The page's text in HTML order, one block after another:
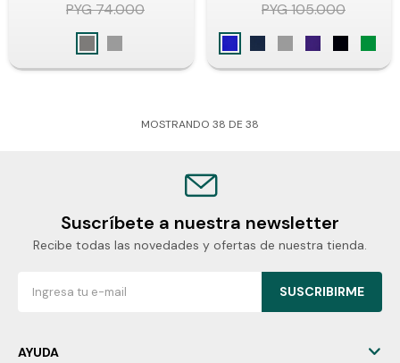
PYG74.000
PYG105.000
MOSTRANDO 38 DE 38
Suscríbete a nuestra newsletter
Recibe todas las novedades y ofertas de nuestra tienda.
SUSCRIBIRME
AYUDA